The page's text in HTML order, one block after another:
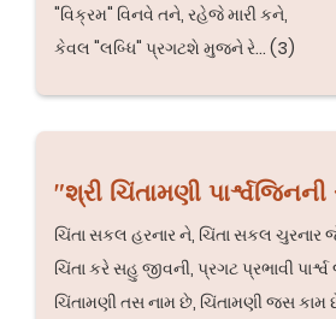
"વિક્રમ" વિનવે તને, રહેજે મારી કને,
કેવલ "લબ્ધિ" પ્રગટશે મુજને રે... (3)
"શ્રી ચિંતામણી
ચિંતા સકલ હરનાર ને, ચિંતા સકલ ચુરનાર
ચિંતા કરે સહુ જીવની, પ્રગટ પ્રભાવી
ચિંતામણી તસ નામ છે, ચિંતામણી જસ કામ